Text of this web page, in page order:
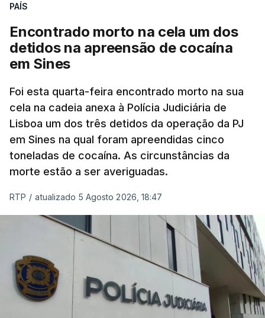
No domingo, estavam concluídos cerca de 50 por
cento dos mais de 20 mil pedidos de reapreciação,
mas Cristina Mota, porta-voz da Missão Escola
Pública, tem dúvidas de que o processo esteja
"Durante o fim de semana e nos últimos dias,
apercebamo-nos que ainda estão a ser
convocados professores para reapreciações"
disse a professora à agência Lusa."Será
praticamente impossível termos a totalidade
Segundo os docentes, o processo de reapreciação
está a enfrentar vários constrangimentos. Há
casos em que faltam os modelos preenchidos
pelos alunos com a alegação justificativa para o
pedido de reapreciação, ou os documentos que os
relatores devem preencher.
PAÍS
Encontrado morto na cela um dos
detidos na apreensão de cocaína
em Sines
Foi esta quarta-feira encontrado morto na sua
cela na cadeia anexa à Polícia Judiciária de
Lisboa um dos três detidos da operação da PJ
em Sines na qual foram apreendidas cinco
toneladas de cocaína. As circunstâncias da
morte estão a ser averiguadas.
RTP / atualizado 5 Agosto 2026, 18:47